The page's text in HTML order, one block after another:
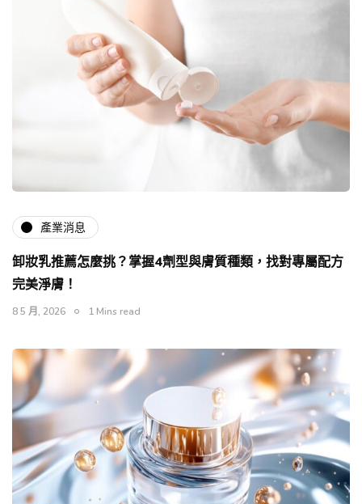
產業消息
卸妝乳推薦怎麼挑？掌握4劑型與膚質種類，找對專屬配方
完美淨膚！
8 5 月, 2026 1 Mins read